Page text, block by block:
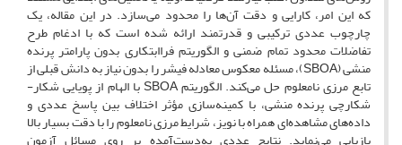
که این امر، کارایی و دقت آن‌ها را محدود می‌سازد. در این مقاله، یک
چارچوب عددی ترکیبی و قدرتمند ارائه شده است که با ادغام طرح
تفاضلات محدود تمام ضمنی و الگوریتم فراابتکاری بدون پارامتر پرنده
منشی (SBOA)، مسئله معکوس معادله فیشر را بدون نیاز به دانش قبلی از
تابع مرزی نامعلوم حل می‌کند. الگوریتم SBOA با الهام از پویایی شکار-
شکارچی پرنده منشی، با کمینه‌سازی مؤثر اختلاف بین پاسخ عددی و
داده‌های مشاهده‌ای همراه با نویز، شرایط مرزی نامعلوم را با دقت بسیار بالا
بازیابی می‌نماید. نتایج عددی به‌دست‌آمده بر روی مسائل آزمون